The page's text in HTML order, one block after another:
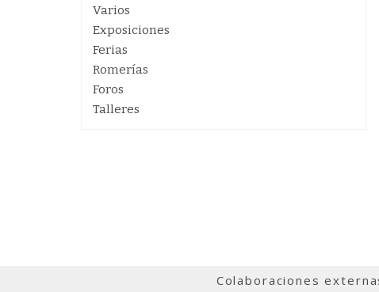
Varios
Exposiciones
Ferias
Romerías
Foros
Talleres
Colaboraciones